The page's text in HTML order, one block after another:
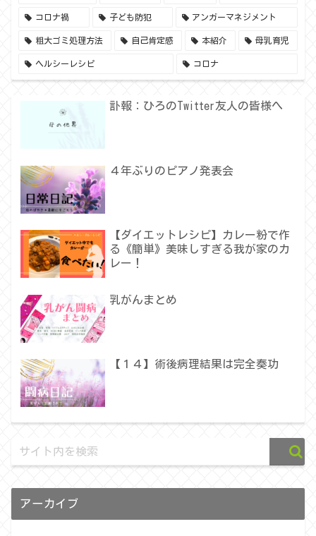
コロナ禍 子ども防犯 アンガーマネジメント
粗大ゴミ処理方法 自己肯定感 本紹介 母乳育児
ヘルシーレシピ コロナ
訃報：ひろのTwitter友人の皆様へ
４年ぶりのピアノ発表会
【ダイエットレシピ】カレー粉で作
る《簡単》美味しすぎる我が家のカ
レー！
乳がんまとめ
【１４】術後病理結果は完全奏功
アーカイブ